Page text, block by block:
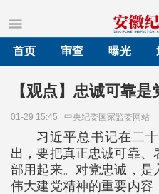
首页
审查 曝光
【观点】忠诚可靠
01-29 15:45 中央纪委国家监委网站
习近平总书记在二
出，要把真正忠诚可靠
部用起来。对党忠诚，是
伟大建党精神的重要内容